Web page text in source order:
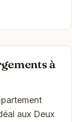
à
aux Deux